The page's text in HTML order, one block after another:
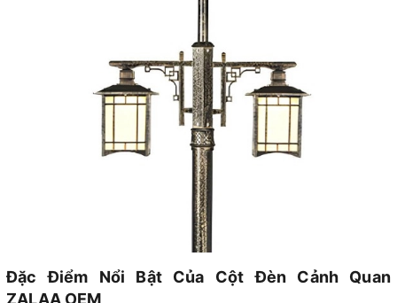
Đặc Điểm Nổi Bật Của Cột Đèn Cảnh Quan
ZALAA OEM